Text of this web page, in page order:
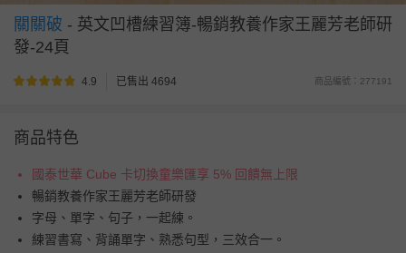
關關破 - 英文凹槽練習簿-暢銷教養作家王麗芳老師研
發-24頁
4.9 已售出 4694 商品編號：277191
商品特色
國泰世華 Cube 卡切換童樂匯享 5% 回饋無上限
暢銷教養作家王麗芳老師研發
字母、單字、句子，一起練。
練習書寫、背誦單字、熟悉句型，三效合一。